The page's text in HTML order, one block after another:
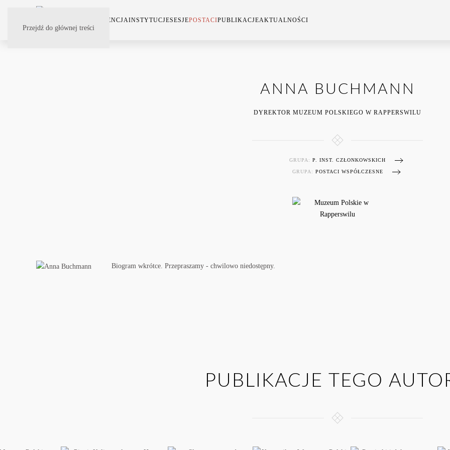
Przejdź do głównej treści
KONFERENCJAINSTYTUCJESESJEPOSTACIPUBLIKACJEAKTUALNOŚCI
ANNA BUCHMANN
DYREKTOR MUZEUM POLSKIEGO W RAPPERSWILU
GRUPA: P. INST. CZŁONKOWSKICH
GRUPA: POSTACI WSPÓŁCZESNE
Biogram wkrótce. Przepraszamy - chwilowo niedostępny.
PUBLIKACJE TEGO